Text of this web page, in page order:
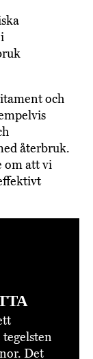
och
återbruk.
om att vi
Det